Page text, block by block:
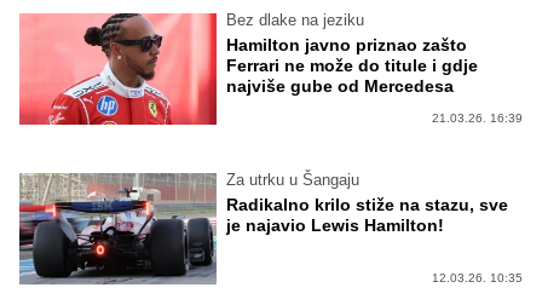
Bez dlake na jeziku
Hamilton javno priznao zašto
Ferrari ne može do titule i gdje
najviše gube od Mercedesa
21.03.26. 16:39
Za utrku u Šangaju
Radikalno krilo stiže na stazu, sve
je najavio Lewis Hamilton!
12.03.26. 10:35